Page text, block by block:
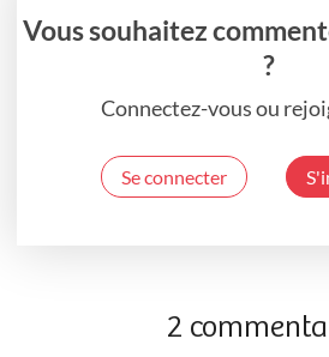
Vous souhaitez
?
Connectez-vous ou
Se connecter
2